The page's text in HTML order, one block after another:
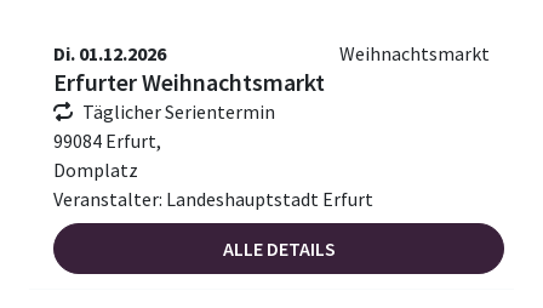
Di. 01.12.2026 Weihnachtsmarkt
Erfurter Weihnachtsmarkt
Täglicher Serientermin
99084 Erfurt,
Domplatz
Veranstalter: Landeshauptstadt Erfurt
ALLE DETAILS